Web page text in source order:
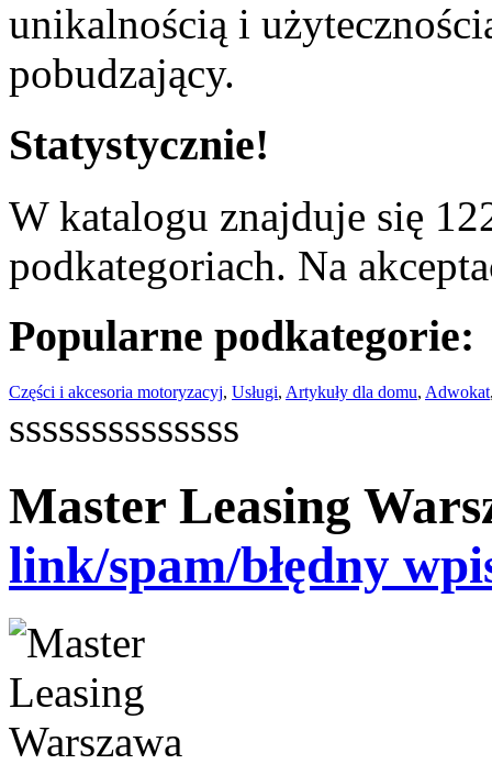
unikalnością i
pobudzający.
Statystycznie!
W katalogu znajduje się
podkategoriach. Na
Popularne podkategorie:
Części i akcesoria motoryzacyj, Usługi, Artykuły dla domu, Adwokat
ssssssssssssss
Master Leasing
link/spam/błędny